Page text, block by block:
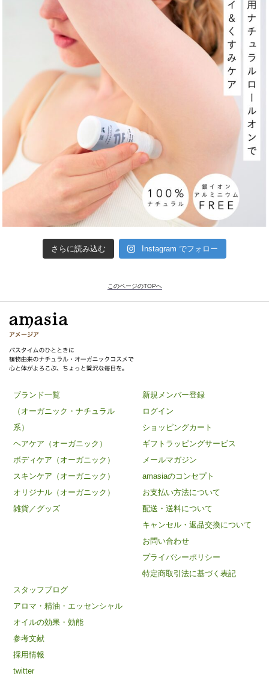
さらに読み込む Instagram でフォロー
このページのTOPへ
ブランド一覧
（オーガニック・ナチュラル
系）
ヘアケア（オーガニック）
ボディケア（オーガニック）
スキンケア（オーガニック）
オリジナル（オーガニック）
雑貨／グッズ
新規メンバー登録
ログイン
ショッピングカート
ギフトラッピングサービス
メールマガジン
amasiaのコンセプト
お支払い方法について
配送・送料について
キャンセル・返品交換について
お問い合わせ
プライバシーポリシー
特定商取引法に基づく表記
スタッフブログ
アロマ・精油・エッセンシャル
オイルの効果・効能
参考文献
採用情報
twitter